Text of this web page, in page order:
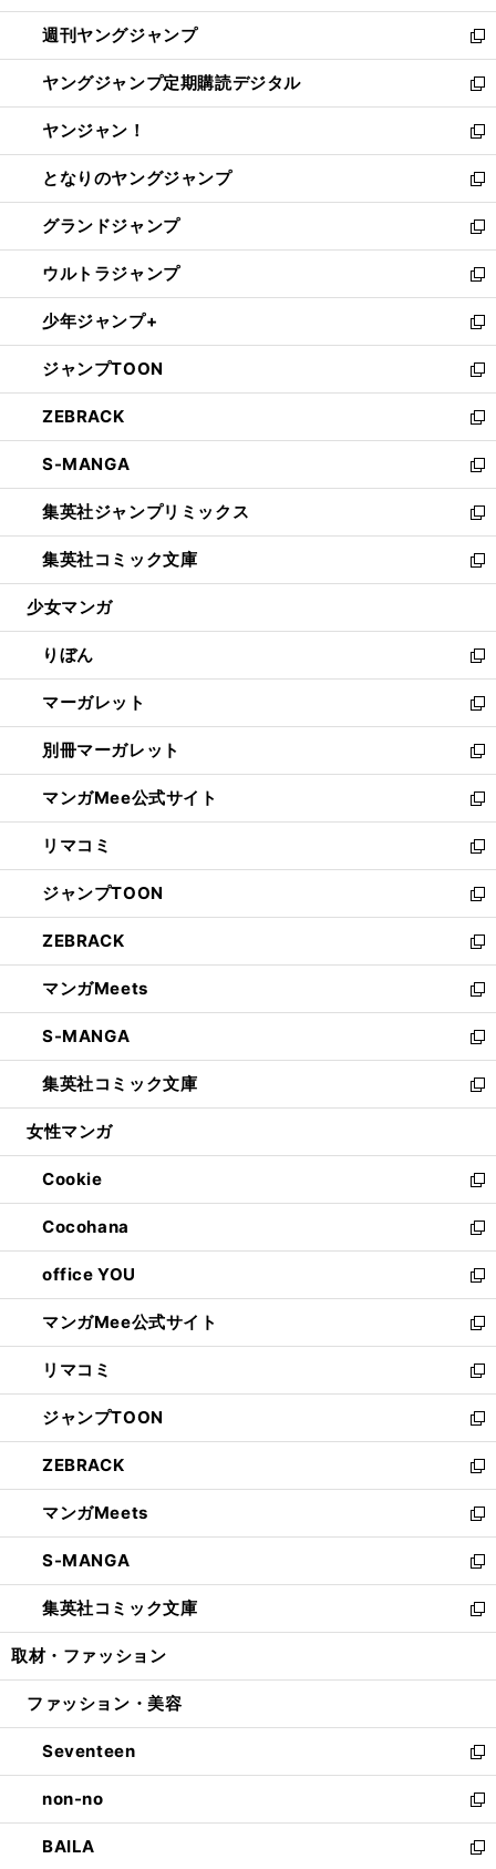
開
く
ウ
で
開
く
ン
ド
ウ
で
開
く
ウ
ィ
ン
ド
ウ
で
開
く
週刊ヤングジャンプ
新
し
い
ウ
ィ
ン
ド
ウ
で
開
く
ヤングジャンプ定期購読デジタル
新
し
い
ウ
ィ
ン
ド
ウ
で
開
く
ヤンジャン！
新
し
い
ウ
ィ
ン
ド
ウ
で
開
く
となりのヤングジャンプ
新
し
い
ウ
ィ
ン
ド
ウ
で
開
く
グランドジャンプ
新
し
い
ウ
ィ
ン
ド
ウ
で
開
く
ウルトラジャンプ
新
し
い
ウ
ィ
ン
ド
ウ
で
開
く
少年ジャンプ+
新
し
い
ウ
ィ
ン
ド
ウ
で
開
く
ジャンプTOON
新
し
い
ウ
ィ
ン
ド
ウ
で
開
ZEBRACK
新
し
い
ウ
ィ
ン
ド
ウ
開
く
S-MANGA
新
し
い
ウ
ィ
ン
ウ
で
開
く
集英社ジャンプリミックス
新
し
い
ウ
ン
ド
ウ
で
開
く
集英社コミック文庫
新
し
ウ
ィ
ン
ド
ウ
で
開
く
少女マンガ
りぼん
新
し
い
ウ
ィ
ン
ド
ウ
で
開
く
マーガレット
新
し
い
ウ
ィ
ン
ド
ウ
で
開
く
別冊マーガレット
新
し
い
ウ
ィ
ン
ド
ウ
で
開
く
マンガMee公式サイト
新
し
い
ウ
ィ
ン
ド
ウ
で
開
く
リマコミ
新
し
い
ウ
ィ
ン
ド
ウ
で
開
く
ジャンプTOON
新
し
い
ウ
ィ
ン
ド
ウ
で
開
ZEBRACK
新
し
い
ウ
ィ
ン
ド
ウ
開
く
マンガMeets
新
し
い
ウ
ィ
ン
ウ
で
開
く
S-MANGA
新
し
い
ウ
ン
ド
ウ
で
開
く
集英社コミック文庫
新
し
ウ
ィ
ン
ド
ウ
で
開
く
女性マンガ
Cookie
新
し
い
ウ
ィ
ン
ド
ウ
で
開
く
Cocohana
新
し
い
ウ
ィ
ン
ド
ウ
で
開
く
office YOU
新
し
い
ウ
ィ
ン
ド
ウ
で
開
く
マンガMee公式サイト
新
し
い
ウ
ィ
ン
ド
ウ
で
開
く
リマコミ
新
し
い
ウ
ィ
ン
ド
ウ
で
開
く
ジャンプTOON
新
し
い
ウ
ィ
ン
ド
ウ
で
開
ZEBRACK
新
し
い
ウ
ィ
ン
ド
ウ
開
マンガMeets
新
し
い
ウ
ィ
ン
ウ
開
く
S-MANGA
新
し
い
ウ
ン
ウ
で
開
く
集英社コミック文庫
新
し
ウ
ン
ド
ウ
で
開
く
取材・ファッション
ファッション・美容
Seventeen
新
し
い
ウ
ィ
non-no
新
し
い
BAILA
新